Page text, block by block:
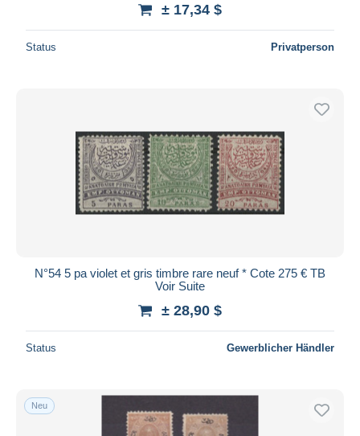
± 17,34 $
Status Privatperson
N°54 5 pa violet et gris timbre rare neuf * Cote 275 € TB
Voir Suite
± 28,90 $
Status Gewerblicher Händler
Neu